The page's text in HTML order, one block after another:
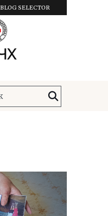
BLOG SELECTOR